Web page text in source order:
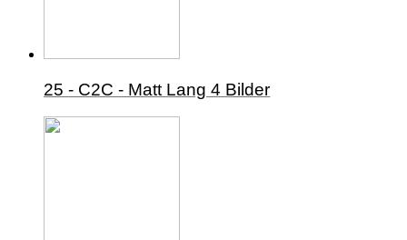
25 - C2C - Matt Lang 4 Bilder